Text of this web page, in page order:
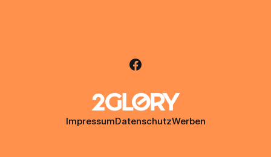
ImpressumDatenschutzWerben